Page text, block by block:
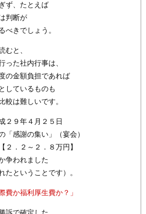
ず、たとえば
判断が
べきでしょう。
むと、
った社内行事は、
の金額負担であれば
しているものも
較は難しいです。
２９年４月２５日
「感謝の集い」（宴会）
２．２～２．８万円】
争われました
たということです）。
費か福利厚生費か？」